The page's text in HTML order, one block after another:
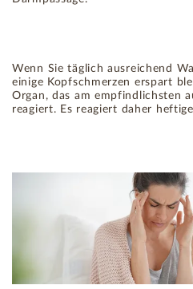
Wenn Sie täglich ausreichend
einige Kopfschmerzen erspart
Organ, das am empfindlichsten
reagiert. Es reagiert daher